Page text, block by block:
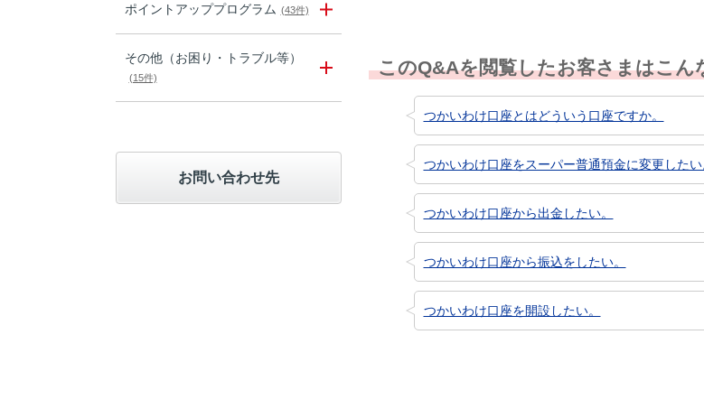
ポイントアッププログラム (43件)
その他（お困り・トラブル等）
(15件)
お問い合わせ先
このQ&Aを閲覧したお客さまはこん
つかいわけ口座とはどういう口座ですか。
つかいわけ口座をスーパー普通預金に変更したい
つかいわけ口座から出金したい。
つかいわけ口座から振込をしたい。
つかいわけ口座を開設したい。